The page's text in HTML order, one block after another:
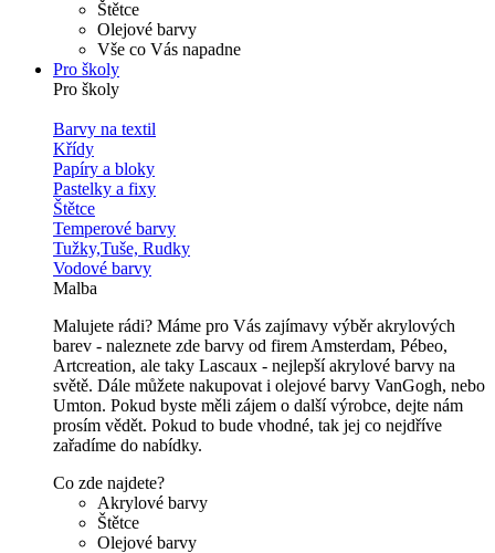
Štětce
Olejové barvy
Vše co Vás napadne
Pro školy
Pro školy
Barvy na textil
Křídy
Papíry a bloky
Pastelky a fixy
Štětce
Temperové barvy
Tužky,Tuše, Rudky
Vodové barvy
Malba
Malujete rádi? Máme pro Vás zajímavy výběr akrylových
barev - naleznete zde barvy od firem Amsterdam, Pébeo,
Artcreation, ale taky Lascaux - nejlepší akrylové barvy na
světě. Dále můžete nakupovat i olejové barvy VanGogh, nebo
Umton. Pokud byste měli zájem o další výrobce, dejte nám
prosím vědět. Pokud to bude vhodné, tak jej co nejdříve
zařadíme do nabídky.
Co zde najdete?
Akrylové barvy
Štětce
Olejové barvy